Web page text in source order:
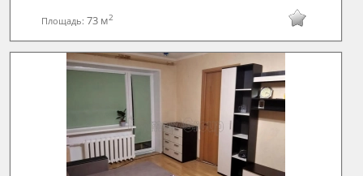
Площадь:73 м2